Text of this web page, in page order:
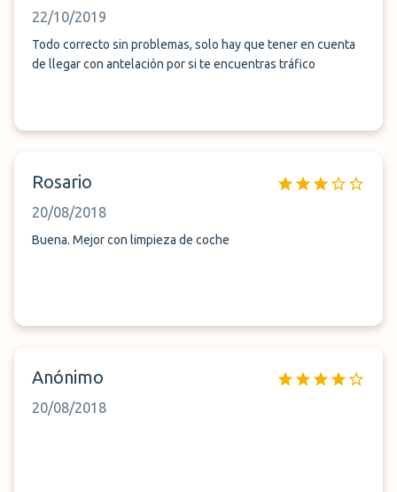
22/10/2019
Todo correcto sin problemas, solo hay que tener en cuenta
de llegar con antelación por si te encuentras tráfico
Rosario
20/08/2018
Buena. Mejor con limpieza de coche
Anónimo
20/08/2018